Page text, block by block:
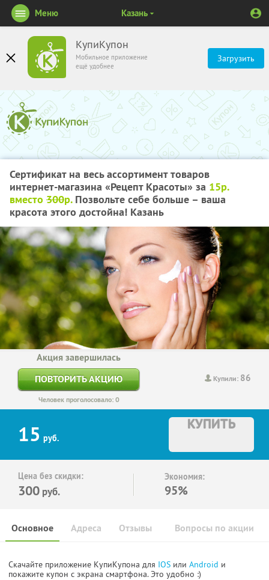
КупиКупон
Мобильное приложение
ещё удобнее
Загрузить
Меню Казань
Сертификат на весь ассортимент товаров
интернет-магазина «Рецепт Красоты» за 15р.
вместо 300р.Позвольте себе больше – ваша
красота этого достойна! Казань
Купили: 86
Акция завершилась
ПОВТОРИТЬ АКЦИЮ
Человек проголосовало: 0
15 руб.
КУПИТЬ
Цена без скидки:
300 руб.
Экономия:
95%
Основное Отзывы Вопросы по акции
Адреса
Скачайте приложение КупиКупона для IOS или Android и
покажите купон с экрана смартфона. Это удобно :)